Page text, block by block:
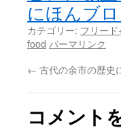
にほんブ
カテゴリー: フリード
food パーマリンク
← 古代の余市の歴史
コメント